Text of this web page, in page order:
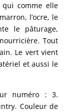
comme elle
l’ocre, le
le pâturage,
Tout
Le vert vient
et aussi le
numéro : 3.
Couleur de